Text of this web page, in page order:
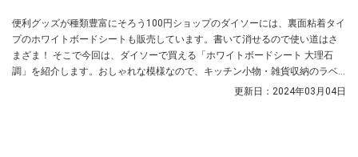
便利グッズが種類豊富にそろう100円ショップのダイソーには、裏面粘着タイ
プのホワイトボードシートも販売しています。書いて消せるので使い道はさ
まざま！ そこで今回は、ダイソーで買える「ホワイトボードシート 大理石
調」を紹介します。おしゃれな模様なので、キッチン小物・雑貨収納のラベ
リングにもおすすめです。ぜひチェックしてくださいね。
更新日： 2024年03月04日